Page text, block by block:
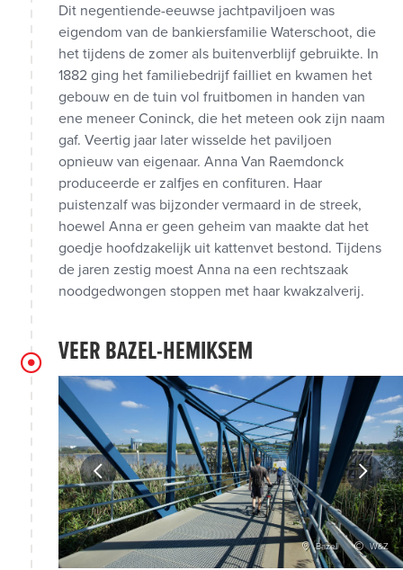
Dit negentiende-eeuwse jachtpaviljoen was
eigendom van de bankiersfamilie Waterschoot, die
het tijdens de zomer als buitenverblijf gebruikte. In
1882 ging het familiebedrijf failliet en kwamen het
gebouw en de tuin vol fruitbomen in handen van
ene meneer Coninck, die het meteen ook zijn naam
gaf. Veertig jaar later wisselde het paviljoen
opnieuw van eigenaar. Anna Van Raemdonck
produceerde er zalfjes en confituren. Haar
puistenzalf was bijzonder vermaard in de streek,
hoewel Anna er geen geheim van maakte dat het
goedje hoofdzakelijk uit kattenvet bestond. Tijdens
de jaren zestig moest Anna na een rechtszaak
noodgedwongen stoppen met haar kwakzalverij.
VEER BAZEL-HEMIKSEM
Bazel W&Z
W&Z